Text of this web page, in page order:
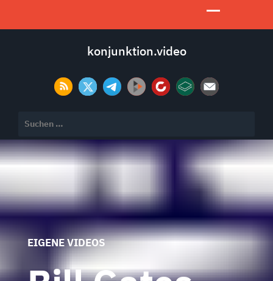
konjunktion.video
nach:
EIGENE VIDEOS